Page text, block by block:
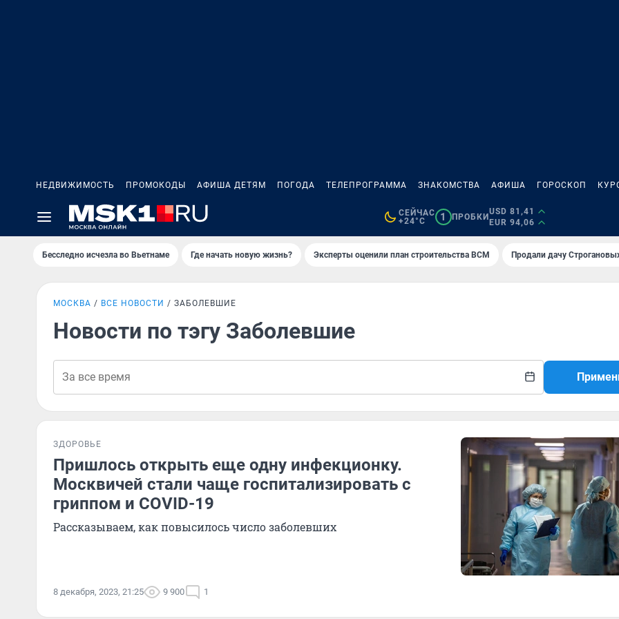
НЕДВИЖИМОСТЬ ПРОМОКОДЫ АФИША ДЕТЯМ ПОГОДА ТЕЛЕПРОГРАММА ЗНАКОМСТВА АФИША ГОРОСКОП
СЕЙЧАС
+24°C
1 ПРОБКИ
USD 81,41
EUR 94,06
Бесследно исчезла во Вьетнаме Где начать новую жизнь? Эксперты оценили план строительства ВСМ Продали дачу
МОСКВА ВСЕ НОВОСТИ ЗАБОЛЕВШИЕ
Новости по тэгу Заболевшие
ЗДОРОВЬЕ
Пришлось открыть еще одну инфекционку.
Москвичей стали чаще госпитализировать с
гриппом и COVID-19
Рассказываем, как повысилось число заболевших
8 декабря, 2023, 21:25 9 900 1